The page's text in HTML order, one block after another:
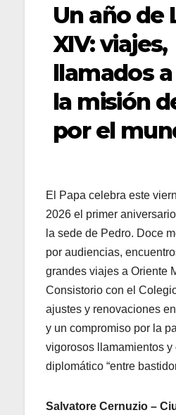
Un año de
XIV: viajes,
llamados
la misión
por el
El Papa celebra este
2026 el primer
la sede de Pedro. Doce
por audiencias,
grandes viajes a Oriente
Consistorio con el
ajustes y renovaciones
y un compromiso por la
vigorosos llamamientos y
diplomático “entre
Salvatore Cernuzio –